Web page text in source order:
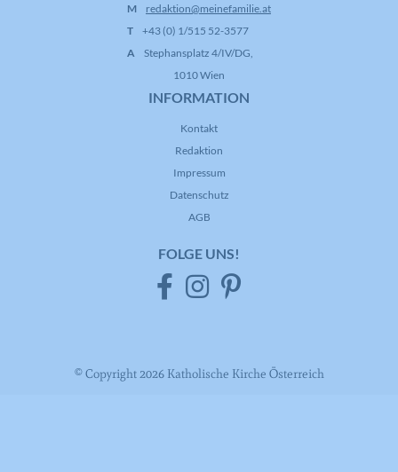
M
redaktion@meinefamilie.at
T
+43 (0) 1/515 52-3577
A
Stephansplatz 4/IV/DG,
1010 Wien
INFORMATION
Kontakt
Redaktion
Impressum
Datenschutz
AGB
FOLGE UNS!
© Copyright 2026 Katholische Kirche Österreich